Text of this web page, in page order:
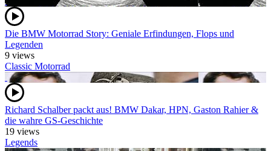
Die BMW Motorrad Story: Geniale Erfindungen, Flops und
Legenden
9 views
Classic Motorrad
Richard Schalber packt aus! BMW Dakar, HPN, Gaston Rahier &
die wahre GS-Geschichte
19 views
Legends